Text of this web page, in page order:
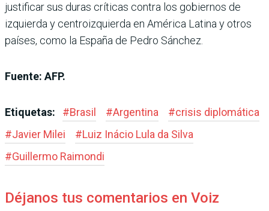
justificar sus duras críticas contra los gobiernos de
izquierda y centroizquierda en América Latina y otros
países, como la España de Pedro Sánchez.
Fuente: AFP.
Etiquetas: #Brasil #Argentina #crisis diplomática
#Javier Milei #Luiz Inácio Lula da Silva
#Guillermo Raimondi
Déjanos tus comentarios en Voiz